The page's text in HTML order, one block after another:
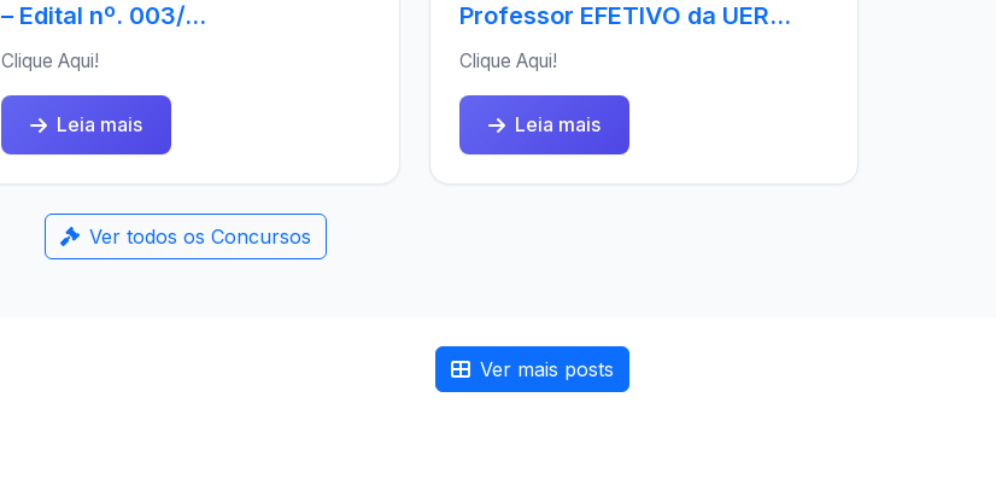
– Edital nº. 003/...
Clique Aqui!
Leia mais
Professor EFETIVO da UER...
Clique Aqui!
Leia mais
Ver todos os Concursos
Ver mais posts